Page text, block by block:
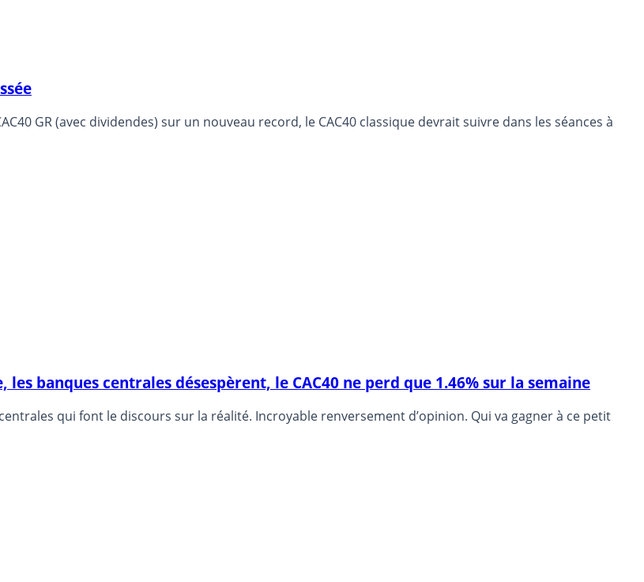
GR (avec dividendes) sur un nouveau record, le CAC40 classique devrait suivre dans les séances à
banques centrales désespèrent, le CAC40 ne perd que 1.46% sur la semaine
qui font le discours sur la réalité. Incroyable renversement d’opinion. Qui va gagner à ce petit